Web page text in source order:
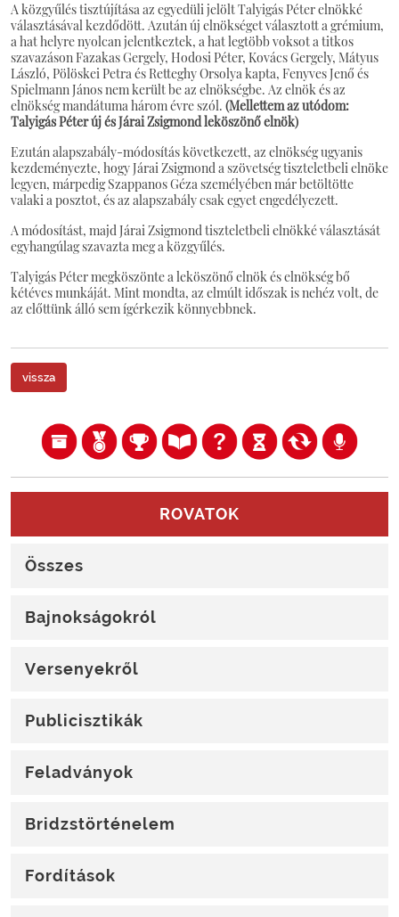
A közgyűlés tisztújítása az egyedüli jelölt Talyigás Péter elnökké
választásával kezdődött. Azután új elnökséget választott a grémium,
a hat helyre nyolcan jelentkeztek, a hat legtöbb voksot a titkos
szavazáson Fazakas Gergely, Hodosi Péter, Kovács Gergely, Mátyus
László, Pölöskei Petra és Retteghy Orsolya kapta, Fenyves Jenő és
Spielmann János nem került be az elnökségbe. Az elnök és az
elnökség mandátuma három évre szól. (Mellettem az utódom:
Talyigás Péter új és Járai Zsigmond leköszönő elnök)
Ezután alapszabály-módosítás következett, az elnökség ugyanis
kezdeményezte, hogy Járai Zsigmond a szövetség tiszteletbeli elnöke
legyen, márpedig Szappanos Géza személyében már betöltötte
valaki a posztot, és az alapszabály csak egyet engedélyezett.
A módosítást, majd Járai Zsigmond tiszteletbeli elnökké választását
egyhangúlag szavazta meg a közgyűlés.
Talyigás Péter megköszönte a leköszönő elnök és elnökség bő
kétéves munkáját. Mint mondta, az elmúlt időszak is nehéz volt, de
az előttünk álló sem ígérkezik könnyebbnek.
vissza
ROVATOK
Összes
Bajnokságokról
Versenyekről
Publicisztikák
Feladványok
Bridzstörténelem
Fordítások